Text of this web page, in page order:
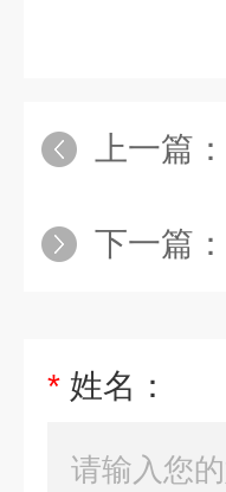
上一篇：
下一篇：
* 姓名：